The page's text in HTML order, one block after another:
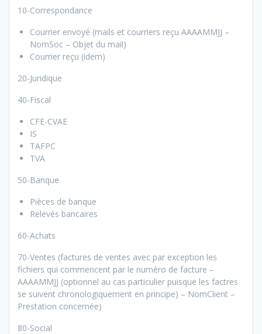
10-Correspondance
Courrier envoyé (mails et courriers reçu AAAAMMJJ –
NomSoc – Objet du mail)
Courrier reçu (idem)
20-Juridique
40-Fiscal
CFE-CVAE
IS
TAFPC
TVA
50-Banque
Pièces de banque
Relevés bancaires
60-Achats
70-Ventes (factures de ventes avec par exception les
fichiers qui commencent par le numéro de facture –
AAAAMMJJ (optionnel au cas particulier puisque les factres
se suivent chronologiquement en principe) – NomClient –
Prestation concernée)
80-Social